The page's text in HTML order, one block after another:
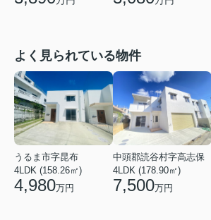
よく見られている物件
うるま市字昆布
4LDK (158.26㎡)
4,980万円
中頭郡読谷村字高志保
4LDK (178.90㎡)
7,500万円